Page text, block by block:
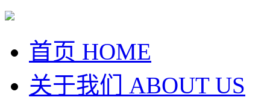
首页 HOME
关于我们
ABOUT US